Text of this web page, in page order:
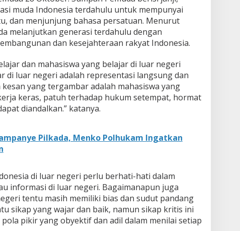
muda Indonesia terdahulu untuk mempunyai
dan menjunjung bahasa persatuan. Menurut
melanjutkan generasi terdahulu dengan
dan kesejahteraan rakyat Indonesia.
dan mahasiswa yang belajar di luar negeri
di luar negeri adalah representasi langsung dan
yang tergambar adalah mahasiswa yang
keras, patuh terhadap hukum setempat, hormat
diandalkan.” katanya.
Pilkada, Menko Polhukam Ingatkan
di luar negeri perlu berhati-hati dalam
informasi di luar negeri. Bagaimanapun juga
tentu masih memiliki bias dan sudut pandang
sikap yang wajar dan baik, namun sikap kritis ini
pikir yang obyektif dan adil dalam menilai setiap